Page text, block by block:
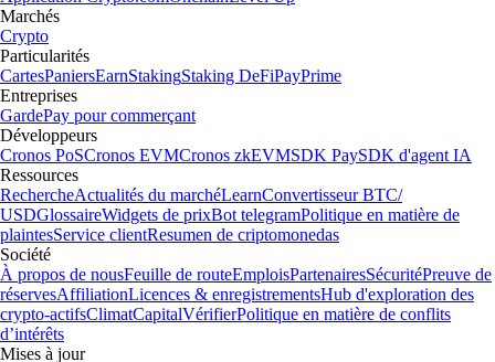
Marchés
Crypto
Particularités
CartesPaniersEarnStakingStaking DeFiPayPrime
Entreprises
GardePay pour commerçant
Développeurs
Cronos PoSCronos EVMCronos zkEVMSDK PaySDK d'agent IA
Ressources
RechercheActualités du marchéLearnConvertisseur BTC/
USDGlossaireWidgets de prixBot telegramPolitique en matière de
plaintesService clientResumen de criptomonedas
Société
À propos de nousFeuille de routeEmploisPartenairesSécuritéPreuve de
réservesAffiliationLicences & enregistrementsHub d'exploration des
crypto-actifsClimatCapitalVérifierPolitique en matière de conflits
d’intérêts
Mises à jour